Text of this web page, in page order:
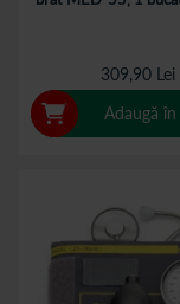
309,90 Lei
Adaugă